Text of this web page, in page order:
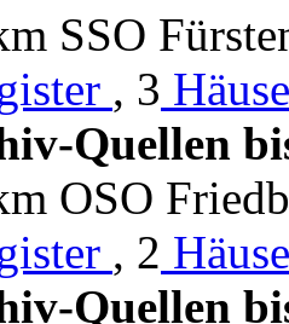
SSO
, 3
Quellen
OSO
, 2
Quellen